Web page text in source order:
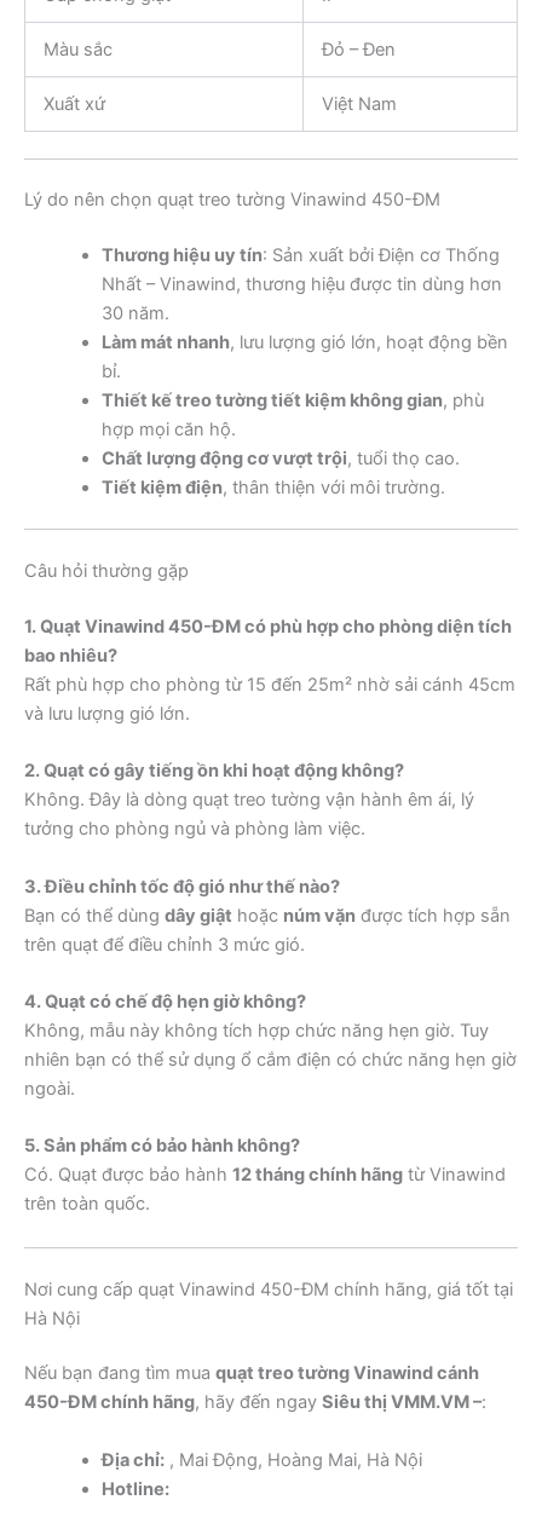
Màu sắc Đỏ – Đen
Xuất xứ Việt Nam
Lý do nên chọn quạt treo tường Vinawind 450-ĐM
Thương hiệu uy tín: Sản xuất bởi Điện cơ Thống
Nhất – Vinawind, thương hiệu được tin dùng hơn
30 năm.
Làm mát nhanh, lưu lượng gió lớn, hoạt động bền
bỉ.
Thiết kế treo tường tiết kiệm không gian, phù
hợp mọi căn hộ.
Chất lượng động cơ vượt trội, tuổi thọ cao.
Tiết kiệm điện, thân thiện với môi trường.
Câu hỏi thường gặp
1. Quạt Vinawind 450-ĐM có phù hợp cho phòng diện tích
bao nhiêu?
Rất phù hợp cho phòng từ 15 đến 25m² nhờ sải cánh 45cm
và lưu lượng gió lớn.
2. Quạt có gây tiếng ồn khi hoạt động không?
Không. Đây là dòng quạt treo tường vận hành êm ái, lý
tưởng cho phòng ngủ và phòng làm việc.
3. Điều chỉnh tốc độ gió như thế nào?
Bạn có thể dùng dây giật hoặc núm vặn được tích hợp sẵn
trên quạt để điều chỉnh 3 mức gió.
4. Quạt có chế độ hẹn giờ không?
Không, mẫu này không tích hợp chức năng hẹn giờ. Tuy
nhiên bạn có thể sử dụng ổ cắm điện có chức năng hẹn giờ
ngoài.
5. Sản phẩm có bảo hành không?
Có. Quạt được bảo hành 12 tháng chính hãng từ Vinawind
trên toàn quốc.
Nơi cung cấp quạt Vinawind 450-ĐM chính hãng, giá tốt tại
Hà Nội
Nếu bạn đang tìm mua quạt treo tường Vinawind cánh
450-ĐM chính hãng, hãy đến ngay Siêu thị VMM.VM –:
Địa chỉ:, Mai Động, Hoàng Mai, Hà Nội
Hotline: